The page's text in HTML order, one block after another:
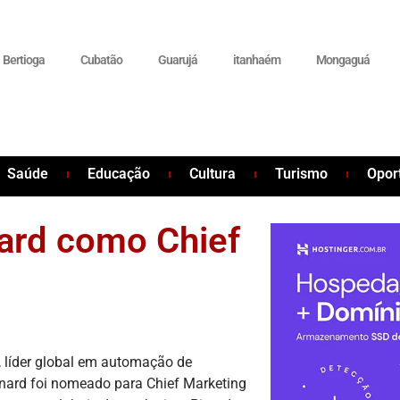
Bertioga Cubatão Guarujá itanhaém Mongaguá
Saúde Educação Cultura Turismo
como Chief
líder global em automação de
foi nomeado para Chief Marketing